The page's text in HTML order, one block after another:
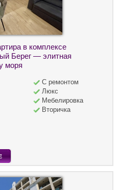
в комплексе
Берег — элитная
моря
С ремонтом
Люкс
Мебелировка
Вторичка